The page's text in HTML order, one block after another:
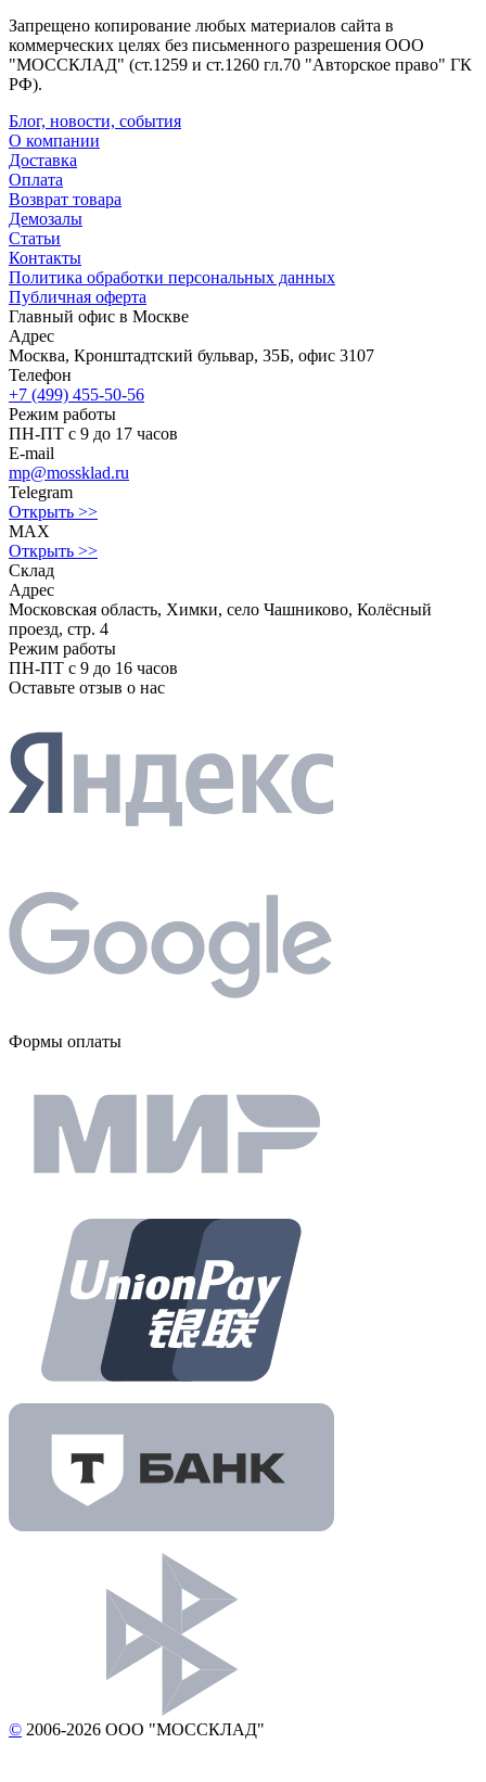
Запрещено копирование любых материалов сайта в
коммерческих целях без письменного разрешения ООО
"МОССКЛАД" (ст.1259 и ст.1260 гл.70 "Авторское право" ГК
РФ).
Блог, новости, события
О компании
Доставка
Оплата
Возврат товара
Демозалы
Статьи
Контакты
Политика обработки персональных данных
Публичная оферта
Главный офис в Москве
Адрес
Москва, Кронштадтский бульвар, 35Б, офис 3107
Телефон
+7 (499) 455-50-56
Режим работы
ПН-ПТ с 9 до 17 часов
E-mail
mp@mossklad.ru
Telegram
Открыть >>
MAX
Открыть >>
Склад
Адрес
Московская область, Химки, село Чашниково, Колёсный
проезд, стр. 4
Режим работы
ПН-ПТ с 9 до 16 часов
Оставьте отзыв о нас
Формы оплаты
© 2006-2026 ООО "МОССКЛАД"